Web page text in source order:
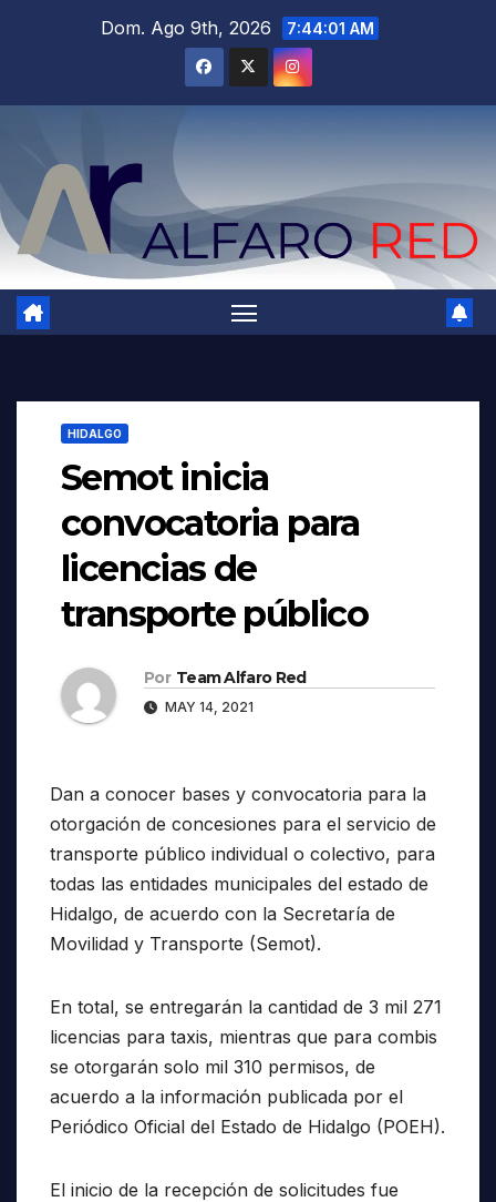
Dom. Ago 9th, 2026 7:44:03 AM
HIDALGO
Semot inicia
convocatoria para
licencias de
transporte público
Por Team Alfaro Red
MAY 14, 2021
Dan a conocer bases y convocatoria para la
otorgación de concesiones para el servicio de
transporte público individual o colectivo, para
todas las entidades municipales del estado de
Hidalgo, de acuerdo con la Secretaría de
Movilidad y Transporte (Semot).
En total, se entregarán la cantidad de 3 mil 271
licencias para taxis, mientras que para combis
se otorgarán solo mil 310 permisos, de
acuerdo a la información publicada por el
Periódico Oficial del Estado de Hidalgo (POEH).
El inicio de la recepción de solicitudes fue